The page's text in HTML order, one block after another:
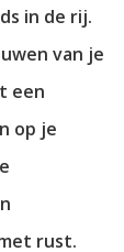
in de rij.
van je
een
op je
rust.